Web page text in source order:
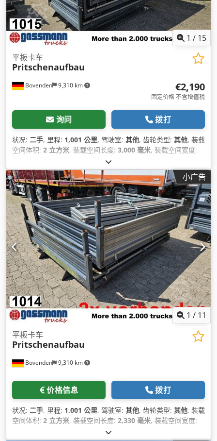
1 / 15
Bovenden 9,310 km
平板卡车
Pritschenaufbau
€2,190
固定价格 不含增值税
询问 拨打
状况: 二手, 里程: 1,001 公里, 驾驶室: 其他, 齿轮类型: 其他, 装载
空间体积: 2 立方米, 装载空间长度: 3,000 毫米, 装载空间宽度:
400 毫米,
小广告
1 / 11
Bovenden 9,310 km
平板卡车
Pritschenaufbau
价格信息 拨打
状况: 二手, 里程: 1,001 公里, 驾驶室: 其他, 齿轮类型: 其他, 装载
空间体积: 2 立方米, 装载空间长度: 2,330 毫米, 装载空间宽度:
400 毫米,